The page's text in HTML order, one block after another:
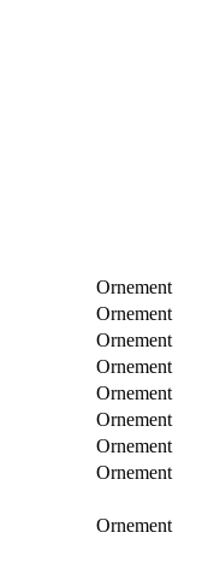
Ornement
Ornement
Ornement
Ornement
Ornement
Ornement
Ornement
Ornement
Ornement